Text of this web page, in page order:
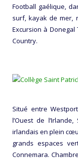
Football gaélique,
surf, kayak de mer,
Excursion à
Country.
Situé entre
l’Ouest de
irlandais en plein
grands espaces
Connemara.